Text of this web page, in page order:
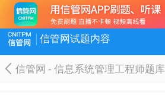
信管网试题内容
信管网 - 信息系统管理工程师题库